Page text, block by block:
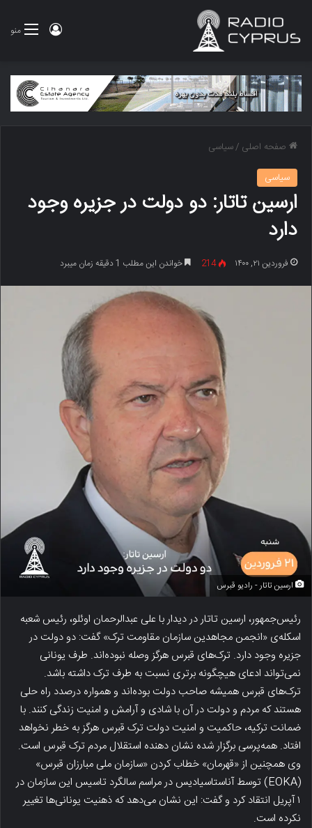
منو ورود
صفحه اصلی /سیاسی
سیاسی
ارسین تاتار: دو دولت در جزیره وجود
دارد
فروردین ۲۱, ۱۴۰۰ 214 خواندن این مطلب 1 دقیقه زمان میبرد
ارسین تاتار - رادیو قبرس
رئیس‌جمهور، ارسین تاتار در دیدار با علی عبدالرحمان اوئلو، رئیس شعبه
اسکله‌ی «انجمن مجاهدین سازمان مقاومت ترک» گفت: دو دولت در
جزیره وجود دارد. ترک‌های قبرس هرگز وصله‌ نبوده‌اند. طرف یونانی
نمی‌تواند ادعای هیچگونه برتری نسبت به طرف ترک داشته باشد.
ترک‌های قبرس همیشه صاحب دولت بوده‌اند و همواره درصدد راه حلی
هستند که مردم و دولت در آن با شادی و آرامش و امنیت زندگی کنند. با
ضمانت ترکیه، حاکمیت و امنیت دولت ترک قبرس هرگز به خطر نخواهد
افتاد. همه‌پرسی برگزار شده نشان دهنده استقلال مردم ترک قبرس است.
وی همچنین از «قهرمان» خطاب کردن «سازمان ملی مبارزان قبرس»
(EOKA) توسط آناستاسیادیس در مراسم سالگرد تاسیس این سازمان در
۱ آپریل انتقاد کرد و گفت: این نشان می‌دهد که ذهنیت یونانی‌ها تغییر
نکرده است.